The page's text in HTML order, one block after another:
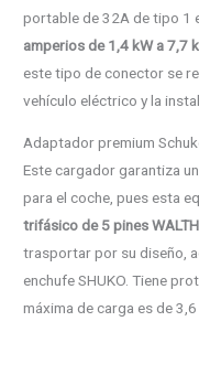
portable de 32A de tipo 1
amperios de 1,4 kW a 7,7
este tipo de conector se
vehículo eléctrico y la
Adaptador premium
Este cargador garantiza
para el coche, pues esta
trifásico de 5 pines
trasportar por su diseño,
enchufe SHUKO. Tiene
máxima de carga es de 3,6